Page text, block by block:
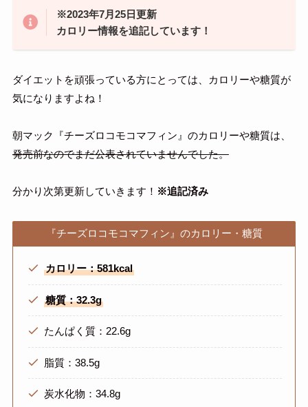
※2023年7月25日更新
カロリー情報を追記しています！
ダイエットを頑張っている方にとっては、カロリーや糖質が
気になりますよね！
朝マック『チーズロコモコマフィン』のカロリーや糖質は、
発売前なのでまだ公表されていませんでした。
分かり次第更新していきます！ ※追記済み
『チーズロコモコマフィン』のカロリー・糖質
カロリー：581kcal
糖質：32.3g
たんぱく質：22.6g
脂質：38.5g
炭水化物：34.8g